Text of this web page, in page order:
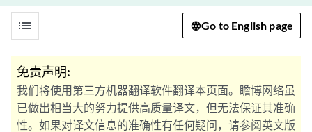
list Go to English page
免责声明:
我们将使用第三方机器翻译软件翻译本页面。瞻博网络虽
已做出相当大的努力提供高质量译文，但无法保证其准确
性。如果对译文信息的准确性有任何疑问，请参阅英文版